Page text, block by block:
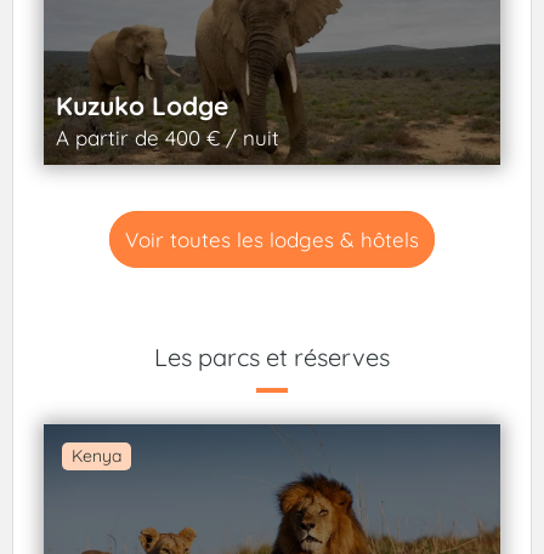
Kuzuko Lodge
A partir de 400 € / nuit
Voir toutes les lodges & hôtels
Les parcs et réserves
Kenya